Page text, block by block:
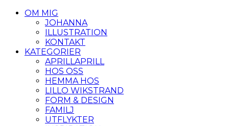
OM MIG
JOHANNA
ILLUSTRATION
KONTAKT
KATEGORIER
APRILLAPRILL
HOS OSS
HEMMA HOS
LILLO WIKSTRAND
FORM & DESIGN
FAMILJ
UTFLYKTER